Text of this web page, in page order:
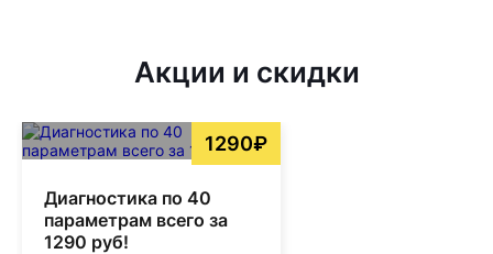
Акции и скидки
1290₽
Диагностика по 40
параметрам всего за
1290 руб!